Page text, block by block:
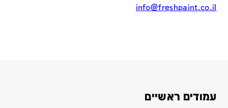
info@freshpaint.co.il
עמודים ראשיים